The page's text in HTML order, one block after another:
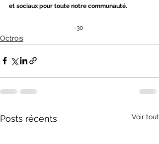
et sociaux pour toute notre communauté.
-30-
Octrois
Posts récents Voir tout